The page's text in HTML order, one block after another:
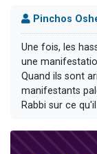
Pinchos
Une fois, les
une
Quand ils sont
manifestants
Rabbi sur ce